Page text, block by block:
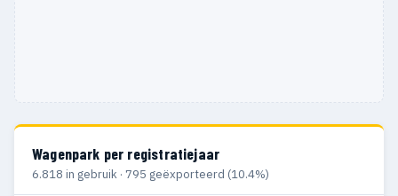
Wagenpark per registratiejaar
6.818 in gebruik · 795 geëxporteerd (10.4%)